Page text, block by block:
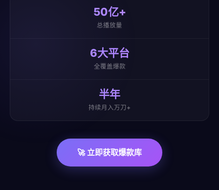
50亿+
总播放量
6大平台
全覆盖爆款
半年
持续月入万刀+
🚀 立即获取爆款库